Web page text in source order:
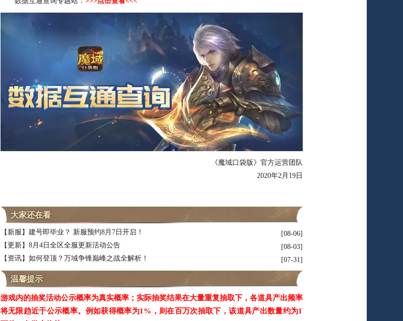
《魔域口袋版》官方运营团队
2020年2月19日
大家还在看
【新服】建号即毕业？ 新服预约8月7日开启！
08-06
【更新】8月4日全区全服更新活动公告
08-03
【资讯】如何登顶？万域争锋巅峰之战全解析！
07-31
温馨提示
游戏内的抽奖活动公示概率为真实概率；实际抽奖结果在大量重复抽取下，各道具产出频率
将无限趋近于公示概率。例如获得概率为1%，则在百万次抽取下，该道具产出数量约为1